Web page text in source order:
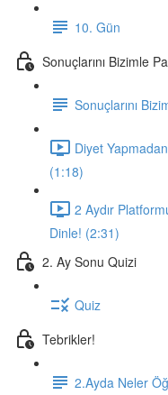
10. Gün
Sonuçlarını Bizimle
Sonuçlarını
Diyet
(1:18)
2 Aydır
Dinle! (2:31)
2. Ay Sonu Quizi
Quiz
Tebrikler!
2.Ayda Neler